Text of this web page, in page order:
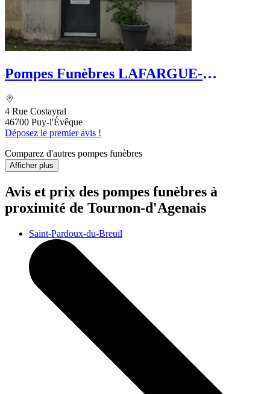
Pompes Funèbres LAFARGUE-
4 Rue Costayral
46700 Puy-l'Évêque
Déposez le premier avis !
Comparez d'autres pompes funèbres
Afficher plus
Avis et prix des pompes funèbres à
proximité de Tournon-d'Agenais
Saint-Pardoux-du-Breuil